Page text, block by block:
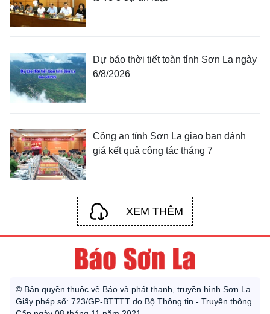
Dự báo thời tiết toàn tỉnh Sơn La ngày
6/8/2026
Công an tỉnh Sơn La giao ban đánh
giá kết quả công tác tháng 7
XEM THÊM
© Bản quyền thuộc về Báo và phát thanh, truyền hình Sơn La
Giấy phép số: 723/GP-BTTTT do Bộ Thông tin - Truyền thông.